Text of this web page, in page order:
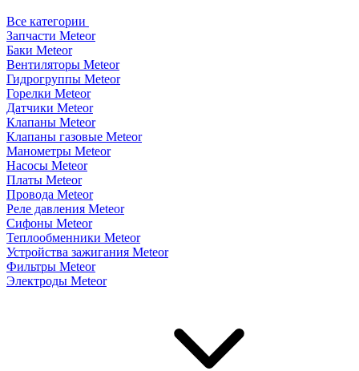
Все категории
Запчасти Meteor
Баки Meteor
Вентиляторы Meteor
Гидрогруппы Meteor
Горелки Meteor
Датчики Meteor
Клапаны Meteor
Клапаны газовые Meteor
Манометры Meteor
Насосы Meteor
Платы Meteor
Провода Meteor
Реле давления Meteor
Сифоны Meteor
Теплообменники Meteor
Устройства зажигания Meteor
Фильтры Meteor
Электроды Meteor